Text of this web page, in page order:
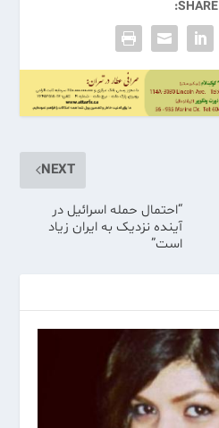
SHARE:
NEXT
“احتمال حمله اسرائیل در
آینده نزدیک به ایران زیاد
است”